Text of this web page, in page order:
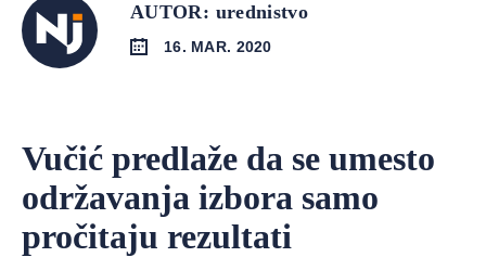
AUTOR: urednistvo
16. MAR. 2020
Vučić predlaže da se umesto
održavanja izbora samo
pročitaju rezultati